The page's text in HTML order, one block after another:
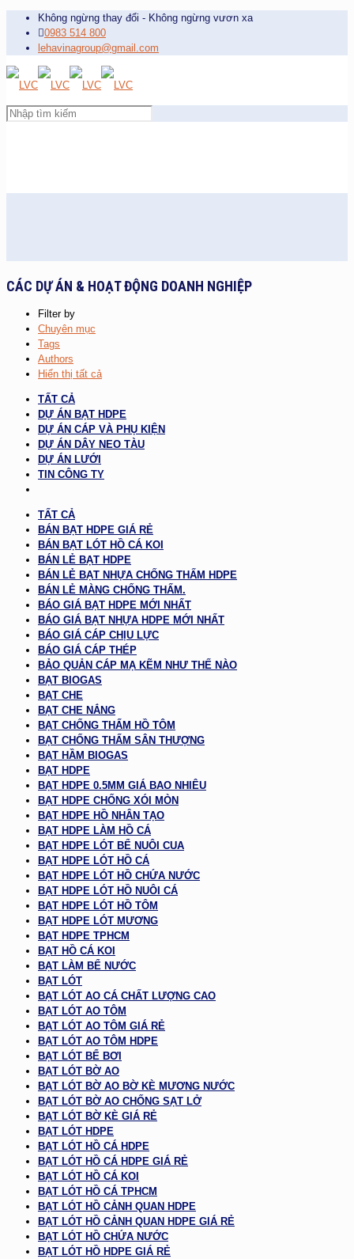
Không ngừng thay đổi - Không ngừng vươn xa
0983 514 800
lehavinagroup@gmail.com
CÁC DỰ ÁN & HOẠT ĐỘNG DOANH NGHIỆP
Filter by
Chuyên mục
Tags
Authors
Hiển thị tất cả
TẤT CẢ
DỰ ÁN BẠT HDPE
DỰ ÁN CÁP VÀ PHỤ KIỆN
DỰ ÁN DÂY NEO TÀU
DỰ ÁN LƯỚI
TIN CÔNG TY
TẤT CẢ
BÁN BẠT HDPE GIÁ RẺ
BÁN BẠT LÓT HỒ CÁ KOI
BÁN LẺ BẠT HDPE
BÁN LẺ BẠT NHỰA CHỐNG THẤM HDPE
BÁN LẺ MÀNG CHỐNG THẤM.
BÁO GIÁ BẠT HDPE MỚI NHẤT
BÁO GIÁ BẠT NHỰA HDPE MỚI NHẤT
BÁO GIÁ CÁP CHỊU LỰC
BÁO GIÁ CÁP THÉP
BẢO QUẢN CÁP MẠ KẼM NHƯ THẾ NÀO
BẠT BIOGAS
BẠT CHE
BẠT CHE NẮNG
BẠT CHỐNG THẤM HỒ TÔM
BẠT CHỐNG THẤM SÂN THƯỢNG
BẠT HẦM BIOGAS
BẠT HDPE
BẠT HDPE 0.5MM GIÁ BAO NHIÊU
BẠT HDPE CHỐNG XÓI MÒN
BẠT HDPE HỒ NHÂN TẠO
BẠT HDPE LÀM HỒ CÁ
BẠT HDPE LÓT BỂ NUÔI CUA
BẠT HDPE LÓT HỒ CÁ
BẠT HDPE LÓT HỒ CHỨA NƯỚC
BẠT HDPE LÓT HỒ NUÔI CÁ
BẠT HDPE LÓT HỒ TÔM
BẠT HDPE LÓT MƯƠNG
BẠT HDPE TPHCM
BẠT HỒ CÁ KOI
BẠT LÀM BỂ NƯỚC
BẠT LÓT
BẠT LÓT AO CÁ CHẤT LƯỢNG CAO
BẠT LÓT AO TÔM
BẠT LÓT AO TÔM GIÁ RẺ
BẠT LÓT AO TÔM HDPE
BẠT LÓT BỂ BƠI
BẠT LÓT BỜ AO
BẠT LÓT BỜ AO BỜ KÈ MƯƠNG NƯỚC
BẠT LÓT BỜ AO CHỐNG SẠT LỞ
BẠT LÓT BỜ KÈ GIÁ RẺ
BẠT LÓT HDPE
BẠT LÓT HỒ CÁ HDPE
BẠT LÓT HỒ CÁ HDPE GIÁ RẺ
BẠT LÓT HỒ CÁ KOI
BẠT LÓT HỒ CÁ TPHCM
BẠT LÓT HỒ CẢNH QUAN HDPE
BẠT LÓT HỒ CẢNH QUAN HDPE GIÁ RẺ
BẠT LÓT HỒ CHỨA NƯỚC
BẠT LÓT HỒ HDPE GIÁ RẺ